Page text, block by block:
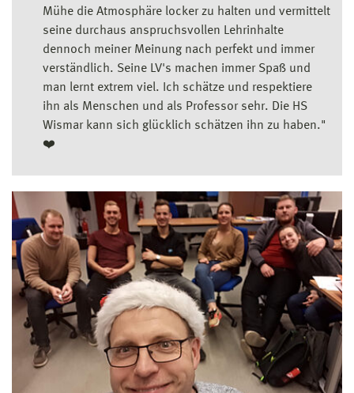
Mühe die Atmosphäre locker zu halten und vermittelt
seine durchaus anspruchsvollen Lehrinhalte
dennoch meiner Meinung nach perfekt und immer
verständlich. Seine LV's machen immer Spaß und
man lernt extrem viel. Ich schätze und respektiere
ihn als Menschen und als Professor sehr. Die HS
Wismar kann sich glücklich schätzen ihn zu haben."
❤️